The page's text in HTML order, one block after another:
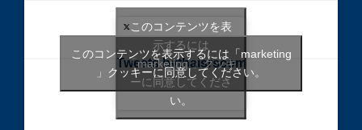
Tweets bythaisrscom
このコンテンツを表
示するには
「marketing 」クッキ
ーに同意してくださ
い。
このコンテンツを表示するには「marketing
」クッキーに同意してください。